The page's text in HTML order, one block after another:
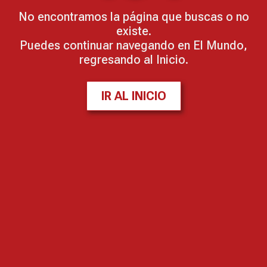
No encontramos la página que buscas o no
existe.
Puedes continuar navegando en El Mundo,
regresando al Inicio.
IR AL INICIO